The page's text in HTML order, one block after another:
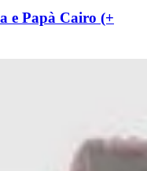
e Papà Cairo (+